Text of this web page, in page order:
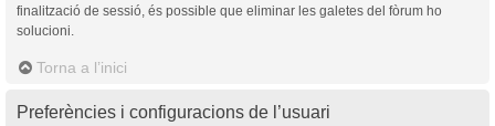
finalització de sessió, és possible que eliminar les galetes del fòrum ho
solucioni.
Torna a l’inici
Preferències i configuracions de l’usuari